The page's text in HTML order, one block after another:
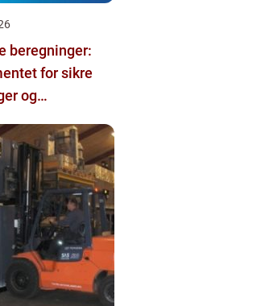
beregninger:
for sikre
og